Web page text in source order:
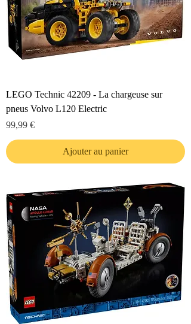
LEGO Technic 42209 - La chargeuse sur
pneus Volvo L120 Electric
Prix
99,99 €
Ajouter au panier